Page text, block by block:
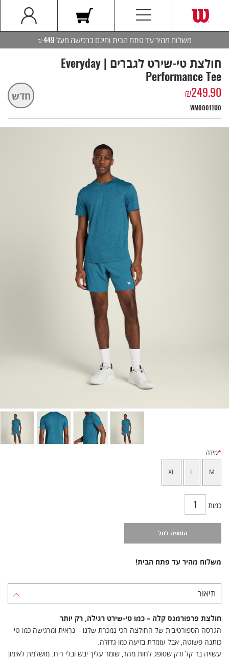
משלוח מהיר עד פתח הבית וחינם ברכישה מעל 449 ₪
חולצת טי-שירט לגברים | Everyday
Performance Tee
חדש ₪249.90
WM00011U0
*מידה
M
L
XL
כמות
הוספה לסל
משלוח מהיר עד פתח הבית!
תיאור
חולצת פרפורמנס קלה – כמו טי‑שירט רגילה, רק יותר
הגרסה הספורטיבית של החולצה הכי נמכרת שלנו – נראית ומרגישה כמו טי
כותנה פשוטה, אבל עומדת בזיעה כמו גדולה.
עשויה בד קל ודק שסופג לחות מהר, שומר עליך יבש ובלי ריח. מושלמת לאימון